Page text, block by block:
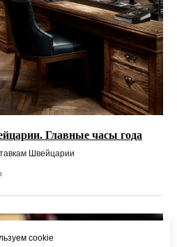
Главные часы года
Швейцарии
cookie